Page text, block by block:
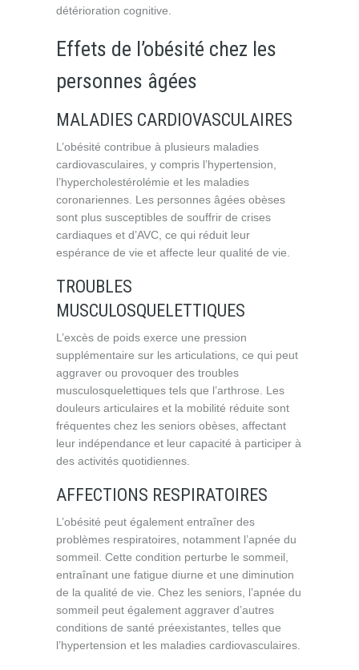
détérioration cognitive.
Effets de l’obésité chez les
personnes âgées
MALADIES CARDIOVASCULAIRES
L’obésité contribue à plusieurs maladies
cardiovasculaires, y compris l’hypertension,
l’hypercholestérolémie et les maladies
coronariennes. Les personnes âgées obèses
sont plus susceptibles de souffrir de crises
cardiaques et d’AVC, ce qui réduit leur
espérance de vie et affecte leur qualité de vie.
TROUBLES
MUSCULOSQUELETTIQUES
L’excès de poids exerce une pression
supplémentaire sur les articulations, ce qui peut
aggraver ou provoquer des troubles
musculosquelettiques tels que l’arthrose. Les
douleurs articulaires et la mobilité réduite sont
fréquentes chez les seniors obèses, affectant
leur indépendance et leur capacité à participer à
des activités quotidiennes.
AFFECTIONS RESPIRATOIRES
L’obésité peut également entraîner des
problèmes respiratoires, notamment l’apnée du
sommeil. Cette condition perturbe le sommeil,
entraînant une fatigue diurne et une diminution
de la qualité de vie. Chez les seniors, l’apnée du
sommeil peut également aggraver d’autres
conditions de santé préexistantes, telles que
l’hypertension et les maladies cardiovasculaires.